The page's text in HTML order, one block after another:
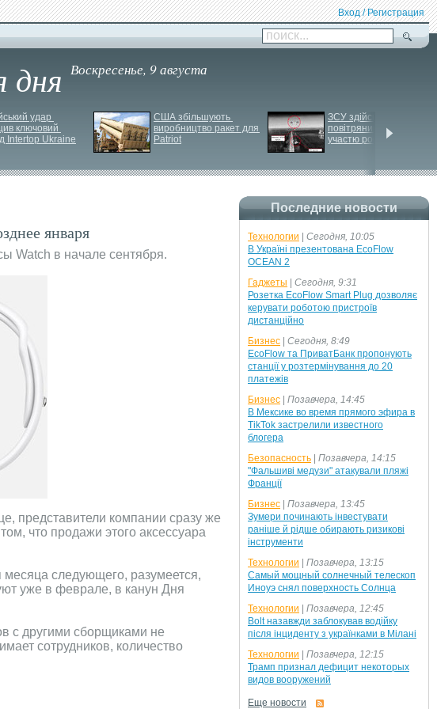
Вход / Регистрация
поиск...
дня Воскресенье, 9 августа
удар
ключовий
Intertop Ukraine
США збільшують
виробництво ракет для
Patriot
ЗСУ здійснили перший
повітряний штурм за
участю роботів
января
Watch в начале сентября.
представители компании сразу же
что продажи этого аксессуара
следующего, разумеется,
уже в феврале, в канун Дня
с другими сборщиками не
сотрудников, количество
Последние новости
Технологии
Сегодня, 10:05
В Україні презентована EcoFlow
OCEAN 2
Гаджеты
Сегодня, 9:31
Розетка EcoFlow Smart Plug дозволяє
керувати роботою пристроїв
дистанційно
Бизнес
Сегодня, 8:49
EcoFlow та ПриватБанк пропонують
станції у розтермінування до 20
платежів
Бизнес
Позавчера, 14:45
В Мексике во время прямого эфира в
TikTok застрелили известного
блогера
Безопасность
Позавчера, 14:15
"Фальшиві медузи" атакували пляжі
Франції
Бизнес
Позавчера, 13:45
Зумери починають інвестувати
раніше й рідше обирають ризикові
інструменти
Технологии
Позавчера, 13:15
Самый мощный солнечный телескоп
Иноуэ снял поверхность Солнца
Технологии
Позавчера, 12:45
Bolt назавжди заблокував водійку
після інциденту з українками в Мілані
Технологии
Позавчера, 12:15
Трамп признал дефицит некоторых
видов вооружений
Еще новости